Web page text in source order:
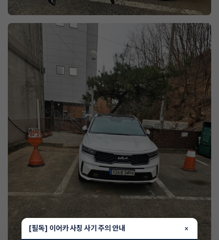
[필독] 이어카 사칭 사기 주의 안내 ×